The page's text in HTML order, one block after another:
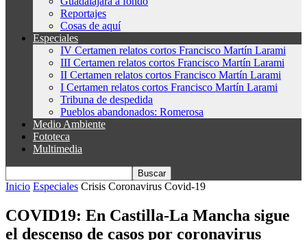
Reportajes
Cosas de aquí
Especiales
IV Certamen relatos cortos Francisco Martín Larami
III Certamen relatos cortos Francisco Martín Larami
II Certamen relatos cortos Francisco Martín Larami
I Certamen relatos cortos Francisco Martín Larami
Tribuna de despedida
Pueblos abandonados: Romerosa
Medio Ambiente
Fototeca
Multimedia
Inicio Especiales Crisis Coronavirus Covid-19
COVID19: En Castilla-La Mancha sigue
el descenso de casos por coronavirus